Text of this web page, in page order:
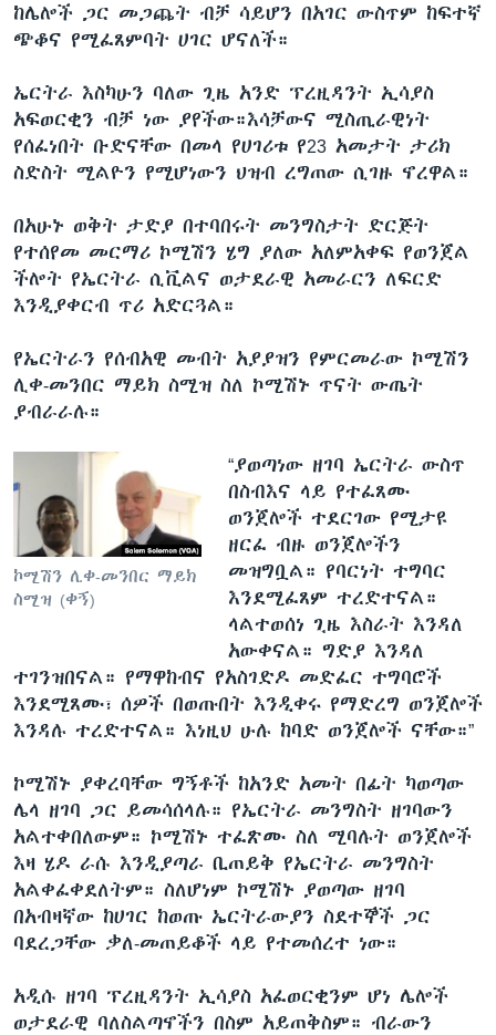
ከሌሎች ጋር መጋጨት ብቻ ሳይሆን በአገር ውስጥም ከፍተኛ
ጭቆና የሚፈጸምባት ሀገር ሆናለች።
ኤርትራ እስካሁን ባለው ጊዜ አንድ ፕረዚዳንት ኢሳያስ
አፍወርቂን ብቻ ነው ያየችው።እሳቻውና ሚስጢራዊነት
የሰፈነበት ቡድናቸው በመላ የሀገሪቱ የ23 አመታት ታሪክ
ስድስት ሚልዮን የሚሆነውን ህዝብ ረግጠው ሲገዙ ኖረዋል።
በአሁኑ ወቅት ታድያ በተባበሩት መንግስታት ድርጅት
የተሰየመ መርማሪ ኮሚሽን ሄግ ያለው አለምአቀፍ የወንጀል
ችሎት የኤርትራ ሲቪልና ወታደራዊ አመራርን ለፍርድ
እንዲያቀርብ ጥሪ አድርጓል።
የኤርትራን የሰብአዊ መብት አያያዝን የምርመራው ኮሚሽን
ሊቀ-መንበር ማይክ ስሚዝ ስለ ኮሚሽኑ ጥናት ውጤት
ያብራራሉ።
ኮሚሽን ሊቀ-መንበር ማይክ
ስሚዝ (ቀኝ)
“ያወጣነው ዘገባ ኤርትራ ውስጥ
በስብእና ላይ የተፈጸሙ
ወንጀሎች ተደርገው የሚታዩ
ዘርፈ ብዙ ወንጀሎችን
መዝግቧል። የባርነት ተግባር
እንደሚፈጸም ተረድተናል።
ላልተወሰነ ጊዜ እስራት እንዳለ
አውቀናል። ግድያ እንዳለ
ተገንዝበናል። የማዋከብና የአስገድዶ መድፈር ተግባሮች
እንደሚጸሙ፣ ሰዎች በወጡበት እንዲቀሩ የማድረግ ወንጀሎች
እንዳሉ ተረድተናል። እነዚህ ሁሉ ከባድ ወንጀሎች ናቸው።”
ኮሚሽኑ ያቀረባቸው ግኝቶች ከአንድ አመት በፊት ካወጣው
ሌላ ዘገባ ጋር ይመሳሰላሉ። የኤርትራ መንግስት ዘገባውን
አልተቀበለውም። ኮሚሽኑ ተፈጽሙ ስለ ሚባሉት ወንጀሎች
እዛ ሄዶ ራሱ እንዲያጣራ ቢጠይቅ የኤርትራ መንግስት
አልቀፈቀደለትም። ስለሆነም ኮሚሽኑ ያወጣው ዘገባ
በአብዛኛው ከሀገር ከወጡ ኤርትራውያን ስደተኞች ጋር
ባደረጋቸው ቃለ-መጠይቆች ላይ የተመሰረተ ነው።
አዲሱ ዘገባ ፕረዚዳንት ኢሳያስ አፈወርቂንም ሆነ ሌሎች
ወታደራዊ ባለስልጣኖችን በስም አይጠቅስም። ብራውን